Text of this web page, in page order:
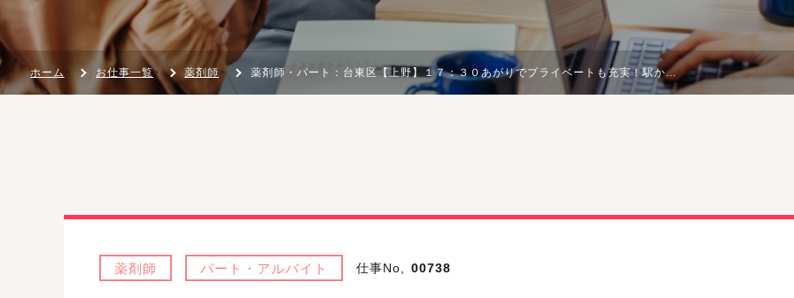
ホーム > お仕事一覧> 薬剤師> 薬剤師・パート：台東区【上野】１７：３０あがりでプライベートも充実！駅から徒歩５分！幅広い処方箋で勉強できる環境です♪サプリメントにも力を入れてます♪業界大手ならではの研修制度充実♪年間休日１２２日！全国に200店舗以上・ジャスダック上場の企業！
薬剤師 パート・アルバイト 仕事No, 00738